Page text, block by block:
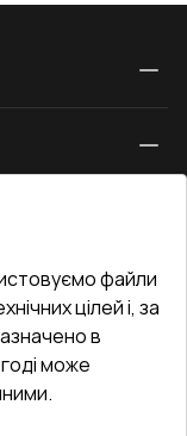
60 кв. 61
файли
цілей і, за
в
може